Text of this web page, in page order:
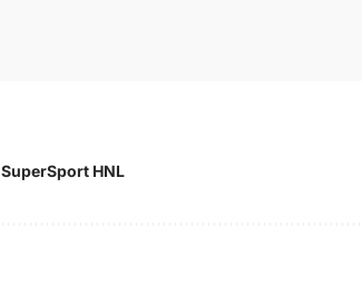
SuperSport HNL